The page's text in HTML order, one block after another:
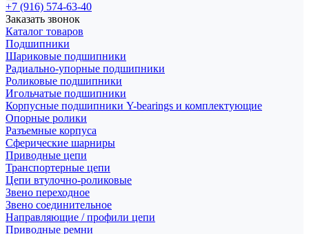
+7 (916) 574-63-40
Заказать звонок
Каталог товаров
Подшипники
Шариковые подшипники
Радиально-упорные подшипники
Роликовые подшипники
Игольчатые подшипники
Корпусные подшипники Y-bearings и комплектующие
Опорные ролики
Разъемные корпуса
Сферические шарниры
Приводные цепи
Транспортерные цепи
Цепи втулочно-роликовые
Звено переходное
Звено соединительное
Направляющие / профили цепи
Приводные ремни